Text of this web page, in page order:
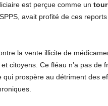
est perçue comme un
avait profité de ces
la vente illicite de
citoyens. Ce fléau n’a pas
qui prospère au détriment des